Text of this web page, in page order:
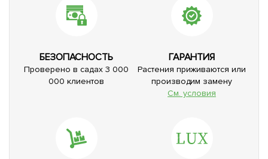
БЕЗОПАСНОСТЬ
Проверено в садах 3 000
000 клиентов
ГАРАНТИЯ
Растения приживаются или
производим замену
См. условия